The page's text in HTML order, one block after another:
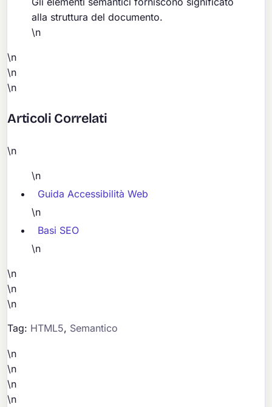
alla struttura del documento.
\n
\n
\n
\n
Articoli Correlati
\n
\n
Guida Accessibilità Web
\n
Basi SEO
\n
\n
\n
\n
Tag: HTML5, Semantico
\n
\n
\n
\n